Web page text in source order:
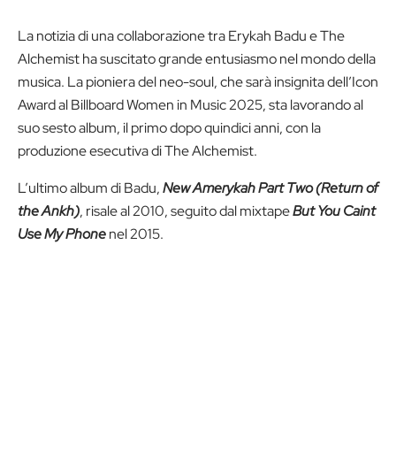
La notizia di una collaborazione tra Erykah Badu e The
Alchemist ha suscitato grande entusiasmo nel mondo della
musica. La pioniera del neo-soul, che sarà insignita dell’Icon
Award al Billboard Women in Music 2025, sta lavorando al
suo sesto album, il primo dopo quindici anni, con la
produzione esecutiva di The Alchemist.
L’ultimo album di Badu,New Amerykah Part Two (Return of
the Ankh), risale al 2010, seguito dal mixtapeBut You Caint
Use My Phonenel 2015.